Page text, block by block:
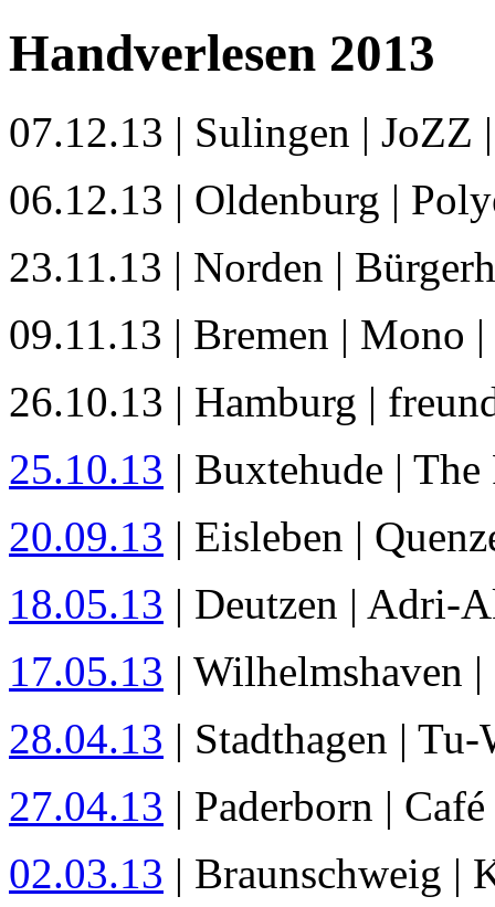
Handverlesen 2013
07.12.13 | Sulingen | JoZZ
06.12.13 | Oldenburg |
23.11.13 | Norden |
09.11.13 | Bremen | Mono
26.10.13 | Hamburg |
25.10.13 | Buxtehude |
20.09.13 | Eisleben |
18.05.13 | Deutzen | Adri-
17.05.13 | Wilhelmshaven
28.04.13 | Stadthagen | Tu-
27.04.13 | Paderborn |
02.03.13 | Braunschweig |